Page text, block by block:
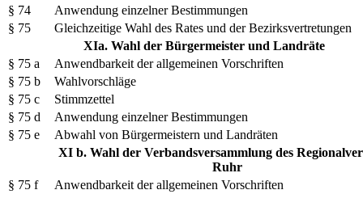
§ 74
Anwendung einzelner Bestimmungen
§ 75
Gleichzeitige Wahl des Rates und der Bezirksvertretungen
XIa. Wahl der Bürgermeister und Landräte
§ 75 a
Anwendbarkeit der allgemeinen Vorschriften
§ 75 b
Wahlvorschläge
§ 75 c
Stimmzettel
§ 75 d
Anwendung einzelner Bestimmungen
§ 75 e
Abwahl von Bürgermeistern und Landräten
XI b. Wahl der Verbandsversammlung des
Ruhr
§ 75 f
Anwendbarkeit der allgemeinen Vorschriften